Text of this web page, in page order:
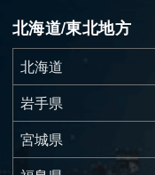
北海道/東北地方
北海道
岩手県
宮城県